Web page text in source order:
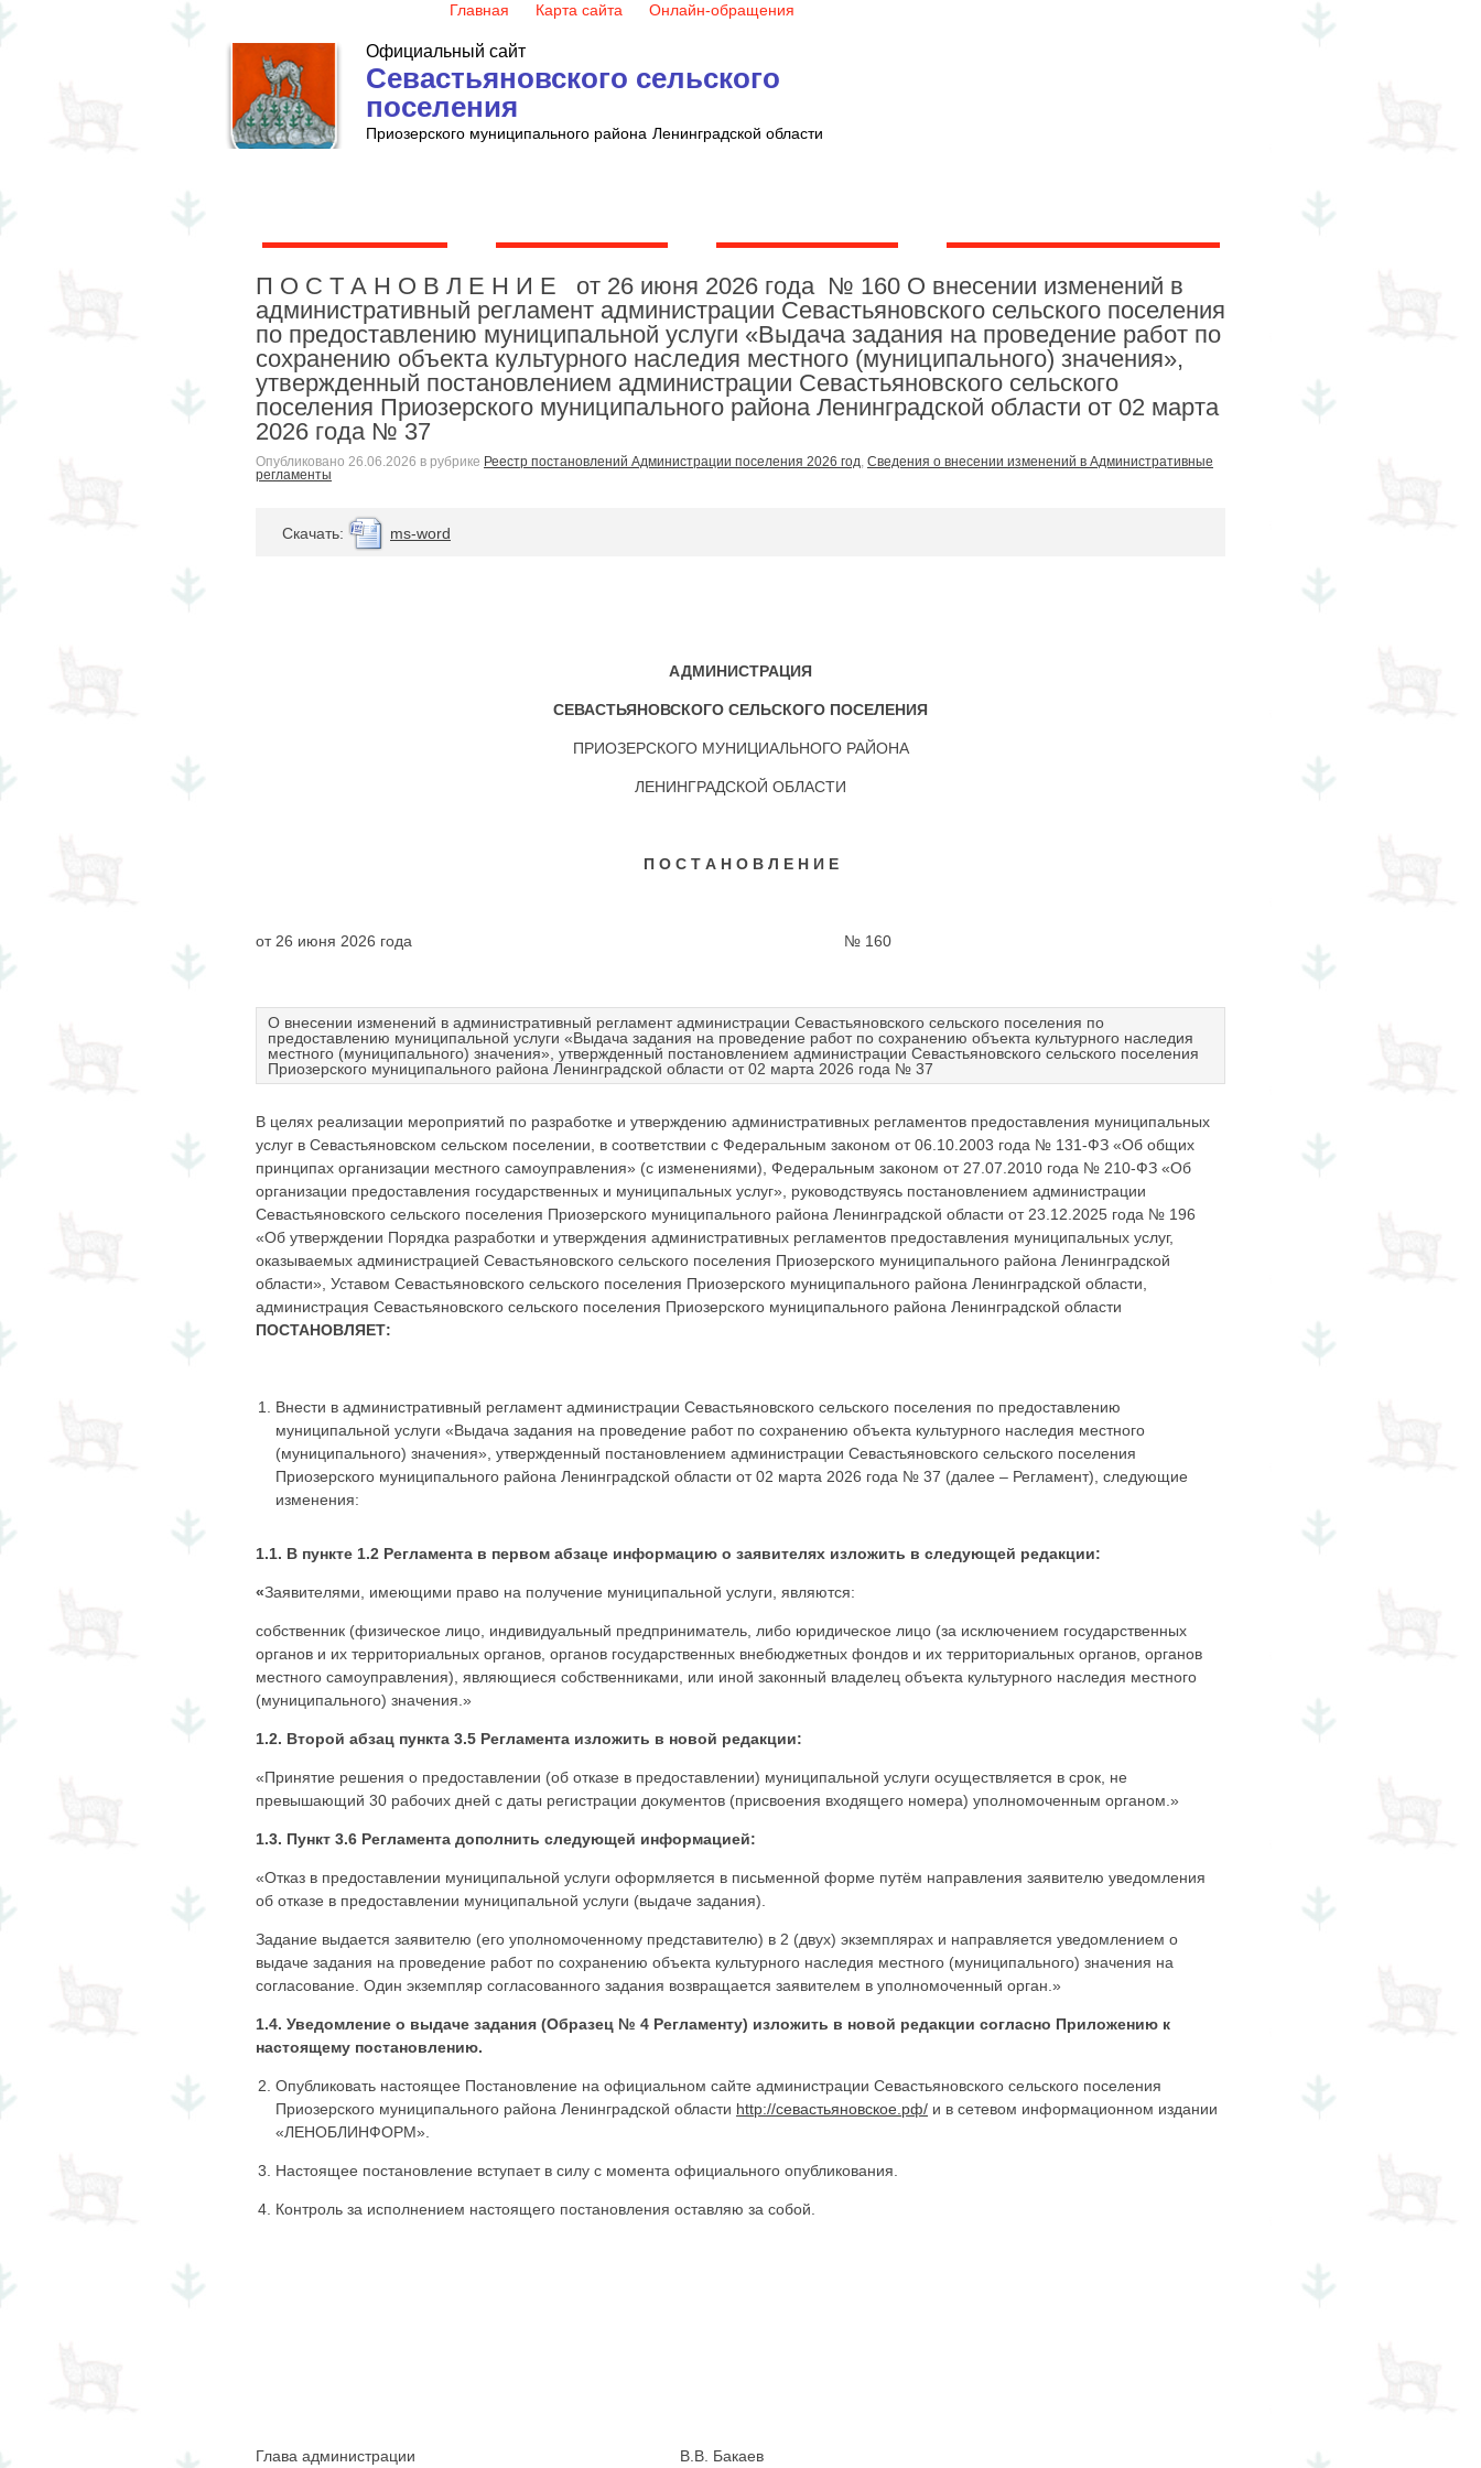
Главная Карта сайта Онлайн-обращения
Официальный сайт
Севастьяновского сельского
поселения
Приозерского муниципального района Ленинградской области
П О С Т А Н О В Л Е Н И Е от 26 июня 2026 года № 160 О внесении изменений в
административный регламент администрации Севастьяновского сельского поселения
по предоставлению муниципальной услуги «Выдача задания на проведение работ по
сохранению объекта культурного наследия местного (муниципального) значения»,
утвержденный постановлением администрации Севастьяновского сельского
поселения Приозерского муниципального района Ленинградской области от 02 марта
2026 года № 37
Опубликовано 26.06.2026 в рубрике Реестр постановлений Администрации поселения 2026 год, Сведения о внесении изменений в Административные
регламенты
Cкачать: ms-word
АДМИНИСТРАЦИЯ
СЕВАСТЬЯНОВСКОГО СЕЛЬСКОГО ПОСЕЛЕНИЯ
ПРИОЗЕРСКОГО МУНИЦИАЛЬНОГО РАЙОНА
ЛЕНИНГРАДСКОЙ ОБЛАСТИ
П О С Т А Н О В Л Е Н И Е
от 26 июня 2026 года № 160
О внесении изменений в административный регламент администрации Севастьяновского сельского поселения по
предоставлению муниципальной услуги «Выдача задания на проведение работ по сохранению объекта культурного наследия
местного (муниципального) значения», утвержденный постановлением администрации Севастьяновского сельского поселения
Приозерского муниципального района Ленинградской области от 02 марта 2026 года № 37
В целях реализации мероприятий по разработке и утверждению административных регламентов предоставления муниципальных
услуг в Севастьяновском сельском поселении, в соответствии с Федеральным законом от 06.10.2003 года № 131-ФЗ «Об общих
принципах организации местного самоуправления» (с изменениями), Федеральным законом от 27.07.2010 года № 210-ФЗ «Об
организации предоставления государственных и муниципальных услуг», руководствуясь постановлением администрации
Севастьяновского сельского поселения Приозерского муниципального района Ленинградской области от 23.12.2025 года № 196
«Об утверждении Порядка разработки и утверждения административных регламентов предоставления муниципальных услуг,
оказываемых администрацией Севастьяновского сельского поселения Приозерского муниципального района Ленинградской
области», Уставом Севастьяновского сельского поселения Приозерского муниципального района Ленинградской области,
администрация Севастьяновского сельского поселения Приозерского муниципального района Ленинградской области
ПОСТАНОВЛЯЕТ:
Внести в административный регламент администрации Севастьяновского сельского поселения по предоставлению
муниципальной услуги «Выдача задания на проведение работ по сохранению объекта культурного наследия местного
(муниципального) значения», утвержденный постановлением администрации Севастьяновского сельского поселения
Приозерского муниципального района Ленинградской области от 02 марта 2026 года № 37 (далее – Регламент), следующие
изменения:
1.1. В пункте 1.2 Регламента в первом абзаце информацию о заявителях изложить в следующей редакции:
«Заявителями, имеющими право на получение муниципальной услуги, являются:
собственник (физическое лицо, индивидуальный предприниматель, либо юридическое лицо (за исключением государственных
органов и их территориальных органов, органов государственных внебюджетных фондов и их территориальных органов, органов
местного самоуправления), являющиеся собственниками, или иной законный владелец объекта культурного наследия местного
(муниципального) значения.»
1.2. Второй абзац пункта 3.5 Регламента изложить в новой редакции:
«Принятие решения о предоставлении (об отказе в предоставлении) муниципальной услуги осуществляется в срок, не
превышающий 30 рабочих дней с даты регистрации документов (присвоения входящего номера) уполномоченным органом.»
1.3. Пункт 3.6 Регламента дополнить следующей информацией:
«Отказ в предоставлении муниципальной услуги оформляется в письменной форме путём направления заявителю уведомления
об отказе в предоставлении муниципальной услуги (выдаче задания).
Задание выдается заявителю (его уполномоченному представителю) в 2 (двух) экземплярах и направляется уведомлением о
выдаче задания на проведение работ по сохранению объекта культурного наследия местного (муниципального) значения на
согласование. Один экземпляр согласованного задания возвращается заявителем в уполномоченный орган.»
1.4. Уведомление о выдаче задания (Образец № 4 Регламенту) изложить в новой редакции согласно Приложению к
настоящему постановлению.
Опубликовать настоящее Постановление на официальном сайте администрации Севастьяновского сельского поселения
Приозерского муниципального района Ленинградской области http://севастьяновское.рф/ и в сетевом информационном издании
«ЛЕНОБЛИНФОРМ».
Настоящее постановление вступает в силу с момента официального опубликования.
Контроль за исполнением настоящего постановления оставляю за собой.
Глава администрации В.В. Бакаев